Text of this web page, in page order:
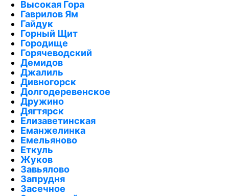
Высокая Гора
Гаврилов Ям
Гайдук
Горный Щит
Городище
Горячеводский
Демидов
Джалиль
Дивногорск
Долгодеревенское
Дружино
Дягтярск
Елизаветинская
Еманжелинка
Емельяново
Еткуль
Жуков
Завьялово
Запрудня
Засечное